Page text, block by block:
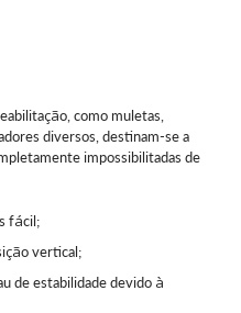
como muletas,
diversos, destinam-se a
impossibilitadas de
fácil;
vertical;
de estabilidade devido à